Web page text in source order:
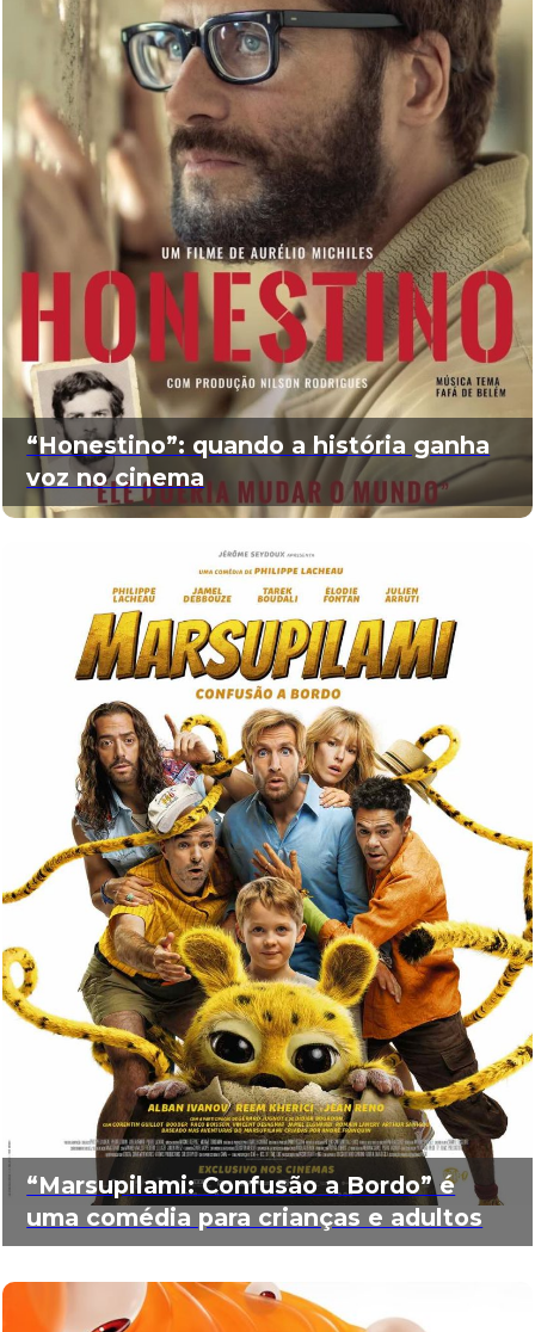
“Honestino”: quando a história ganha
voz no cinema
“Marsupilami: Confusão a Bordo” é
uma comédia para crianças e adultos